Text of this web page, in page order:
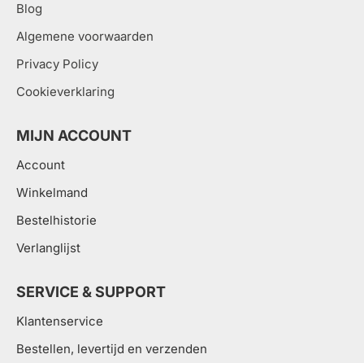
Blog
Algemene voorwaarden
Privacy Policy
Cookieverklaring
MIJN ACCOUNT
Account
Winkelmand
Bestelhistorie
Verlanglijst
SERVICE & SUPPORT
Klantenservice
Bestellen, levertijd en verzenden